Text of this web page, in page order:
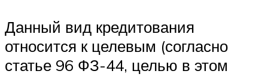
Данный вид кредитования
относится к целевым (согласно
статье 96 ФЗ-44, целью в этом